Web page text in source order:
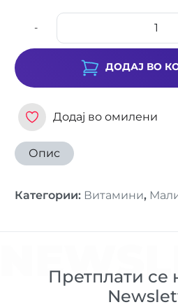
-
ДОДАЈ ВО
Додај во омилени
Опис
Категории: Витамини,
Претплати се